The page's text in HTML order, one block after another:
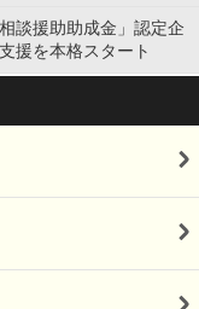
談援助助成金」認定企
援を本格スタート